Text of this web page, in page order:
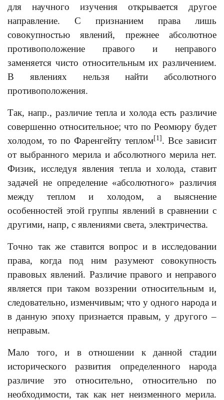
для научного изучения открывается другое
направление. С признанием права лишь
совокупностью явлений, прежнее абсолютное
противоположение правого и неправого
заменяется чисто относительным их различением.
В явлениях нельзя найти абсолютного
противоположения.
Так, напр., различие тепла и холода есть различие
совершенно относительное; что по Реомюру будет
холодом, то по Фаренгейту теплом[1] . Все зависит
от выбранного мерила и абсолютного мерила нет.
Физик, исследуя явления тепла и холода, ставит
задачей не определение «абсолютного» различия
между теплом и холодом, а выяснение
особенностей этой группы явлений в сравнении с
другими, напр, с явлениями света, электричества.
Точно так же ставится вопрос и в исследовании
права, когда под ним разумеют совокупность
правовых явлений. Различие правого и неправого
является при таком воззрении относительным и,
следовательно, изменчивым; что у одного народа и
в данную эпоху признается правым, у другого –
неправым.
Мало того, и в отношении к данной стадии
исторического развития определенного народа
различие это относительно, относительно по
необходимости, так как нет неизменного мерила.